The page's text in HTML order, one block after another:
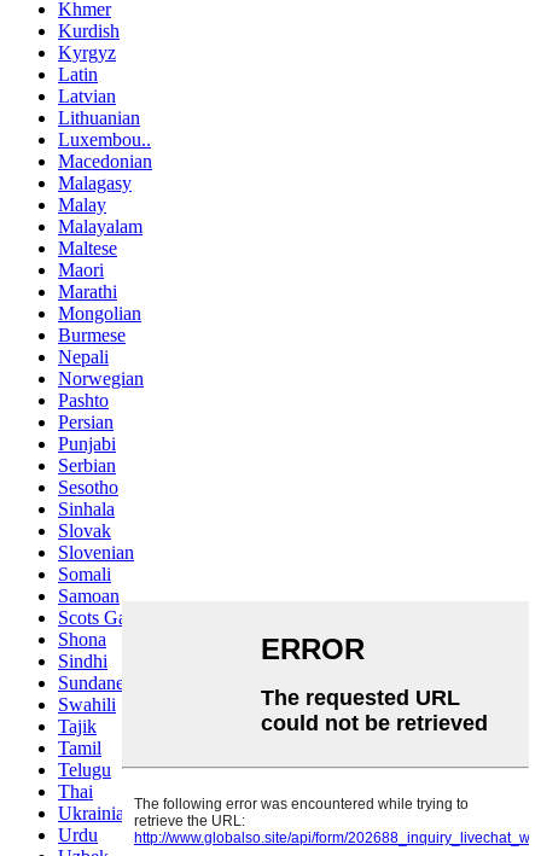
Khmer
Kurdish
Kyrgyz
Latin
Latvian
Lithuanian
Luxembou..
Macedonian
Malagasy
Malay
Malayalam
Maltese
Maori
Marathi
Mongolian
Burmese
Nepali
Norwegian
Pashto
Persian
Punjabi
Serbian
Sesotho
Sinhala
Slovak
Slovenian
Somali
Samoan
Scots Gaelic
Shona
Sindhi
Sundanese
Swahili
Tajik
Tamil
Telugu
Thai
Ukrainian
Urdu